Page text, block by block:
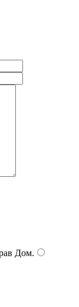
Дом.